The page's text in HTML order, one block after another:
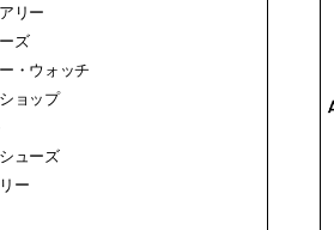
リー
ズ
・ウォッチ
ョップ
ューズ
ー